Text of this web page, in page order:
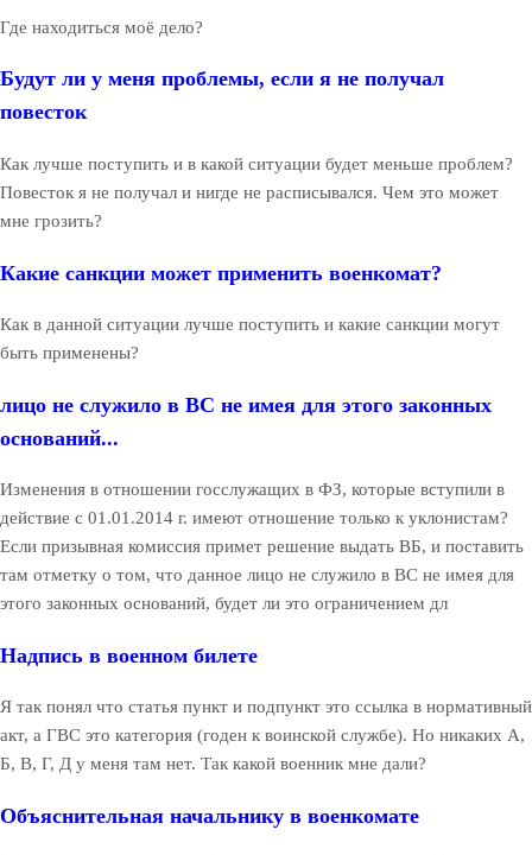
Где находиться моё дело?
Будут ли у меня проблемы, если я не получал
повесток
Как лучше поступить и в какой ситуации будет меньше проблем?
Повесток я не получал и нигде не расписывался. Чем это может
мне грозить?
Какие санкции может применить военкомат?
Как в данной ситуации лучше поступить и какие санкции могут
быть применены?
лицо не служило в ВС не имея для этого законных
оснований...
Изменения в отношении госслужащих в ФЗ, которые вступили в
действие с 01.01.2014 г. имеют отношение только к уклонистам?
Если призывная комиссия примет решение выдать ВБ, и поставить
там отметку о том, что данное лицо не служило в ВС не имея для
этого законных оснований, будет ли это ограничением дл
Надпись в военном билете
Я так понял что статья пункт и подпункт это ссылка в нормативный
акт, а ГВС это категория (годен к воинской службе). Но никаких А,
Б, В, Г, Д у меня там нет. Так какой военник мне дали?
Объяснительная начальнику в военкомате